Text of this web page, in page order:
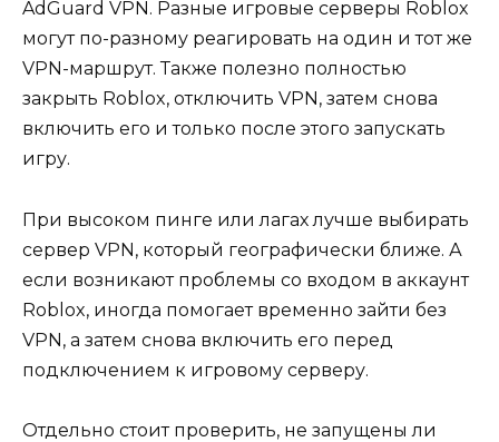
AdGuard VPN. Разные игровые серверы Roblox
могут по-разному реагировать на один и тот же
VPN-маршрут. Также полезно полностью
закрыть Roblox, отключить VPN, затем снова
включить его и только после этого запускать
игру.
При высоком пинге или лагах лучше выбирать
сервер VPN, который географически ближе. А
если возникают проблемы со входом в аккаунт
Roblox, иногда помогает временно зайти без
VPN, а затем снова включить его перед
подключением к игровому серверу.
Отдельно стоит проверить, не запущены ли